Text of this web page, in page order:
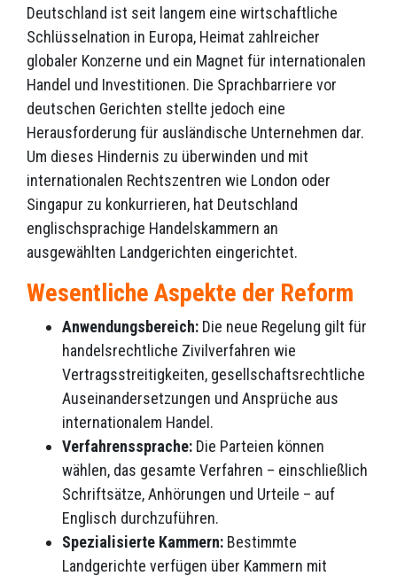
Deutschland ist seit langem eine wirtschaftliche
Schlüsselnation in Europa, Heimat zahlreicher
globaler Konzerne und ein Magnet für internationalen
Handel und Investitionen. Die Sprachbarriere vor
deutschen Gerichten stellte jedoch eine
Herausforderung für ausländische Unternehmen dar.
Um dieses Hindernis zu überwinden und mit
internationalen Rechtszentren wie London oder
Singapur zu konkurrieren, hat Deutschland
englischsprachige Handelskammern an
ausgewählten Landgerichten eingerichtet.
Wesentliche Aspekte der Reform
Anwendungsbereich: Die neue Regelung gilt für
handelsrechtliche Zivilverfahren wie
Vertragsstreitigkeiten, gesellschaftsrechtliche
Auseinandersetzungen und Ansprüche aus
internationalem Handel.
Verfahrenssprache: Die Parteien können
wählen, das gesamte Verfahren – einschließlich
Schriftsätze, Anhörungen und Urteile – auf
Englisch durchzuführen.
Spezialisierte Kammern: Bestimmte
Landgerichte verfügen über Kammern mit